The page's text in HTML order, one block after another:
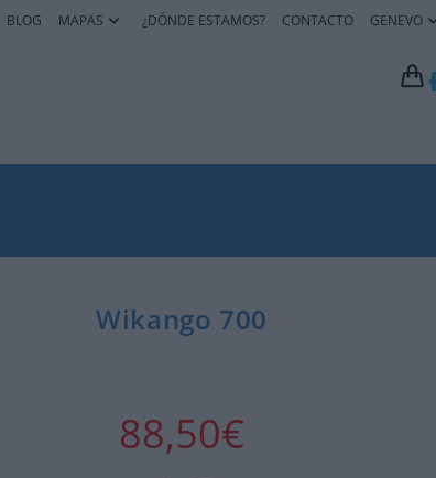
BLOG MAPAS ¿DÓNDE ESTAMOS? CONTACTO GENEVO
Wikango 700
88,50€